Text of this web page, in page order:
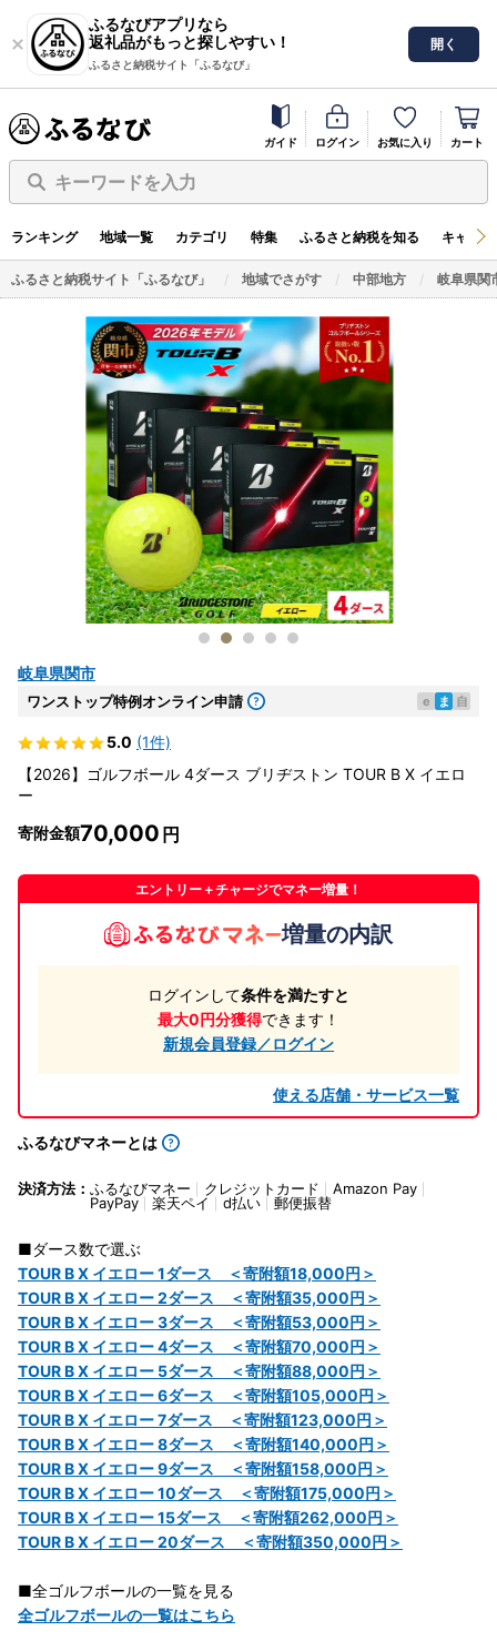
ふるなびアプリなら
返礼品がもっと探しやすい！
ふるさと納税サイト「ふるなび」
開く
ガイド ログイン お気に入り カート
キーワードを入力
ランキング 地域一覧 カテゴリ 特集 ふるさと納税を知る キャン
ふるさと納税サイト「ふるなび」 地域でさがす 中部地方 岐阜県関
岐阜県関市
ワンストップ特例オンライン申請 e ま 自
5.0 (1件)
【2026】ゴルフボール 4ダース ブリヂストン TOUR B X イエロ
ー
寄附金額70,000
エントリー＋チャージでマネー増量！
増量の内訳
ログインして条件を満たすと
最大0円分獲得できます！
新規会員登録／ログイン
使える店舗・サービス一覧
ふるなびマネーとは
決済方法： ふるなびマネー クレジットカード
Amazon Pay
PayPay
楽天ペイ d払い 郵便振替
■ダース数で選ぶ
TOUR B X イエロー 1ダース ＜寄附額18,000円＞
TOUR B X イエロー 2ダース ＜寄附額35,000円＞
TOUR B X イエロー 3ダース ＜寄附額53,000円＞
TOUR B X イエロー 4ダース ＜寄附額70,000円＞
TOUR B X イエロー 5ダース ＜寄附額88,000円＞
TOUR B X イエロー 6ダース ＜寄附額105,000円＞
TOUR B X イエロー 7ダース ＜寄附額123,000円＞
TOUR B X イエロー 8ダース ＜寄附額140,000円＞
TOUR B X イエロー 9ダース ＜寄附額158,000円＞
TOUR B X イエロー 10ダース ＜寄附額175,000円＞
TOUR B X イエロー 15ダース ＜寄附額262,000円＞
TOUR B X イエロー 20ダース ＜寄附額350,000円＞
■全ゴルフボールの一覧を見る
全ゴルフボールの一覧はこちら